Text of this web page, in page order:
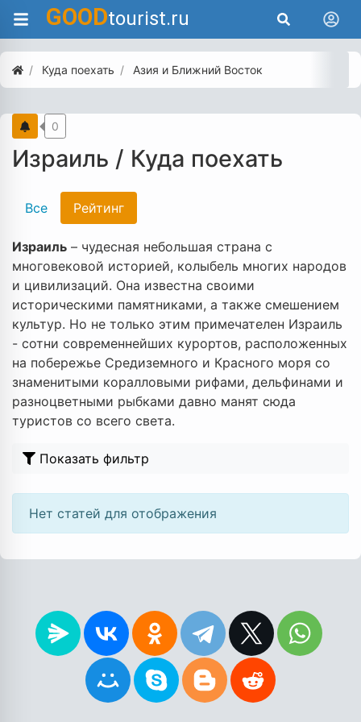
GOODtourist.ru
Куда поехать Азия и Ближний Восток
Израиль / Куда поехать
0
Все Рейтинг
Израиль – чудесная небольшая страна с
многовековой историей, колыбель многих народов
и цивилизаций. Она известна своими
историческими памятниками, а также смешением
культур. Но не только этим примечателен Израиль
- сотни современнейших курортов, расположенных
на побережье Средиземного и Красного моря со
знаменитыми коралловыми рифами, дельфинами и
разноцветными рыбками давно манят сюда
туристов со всего света.
Показать фильтр
Нет статей для отображения